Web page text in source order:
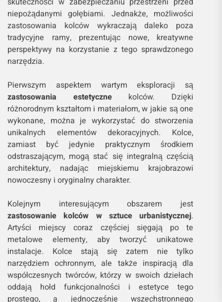
niepożądanymi gołębiami. Jednakże, możliwości
zastosowania kolców wykraczają daleko poza
tradycyjne ramy, prezentując nowe, kreatywne
perspektywy na korzystanie z tego sprawdzonego
narzędzia.
Pierwszym aspektem wartym eksploracji są
zastosowania estetycznekolców. Dzięki
różnorodnym kształtom i materiałom, w jakie są one
wykonane, można je wykorzystać do stworzenia
unikalnych elementów dekoracyjnych. Kolce,
zamiast być jedynie praktycznym środkiem
odstraszającym, mogą stać się integralną częścią
architektury, nadając miejskiemu krajobrazowi
nowoczesny i oryginalny charakter.
Kolejnym interesującym obszarem jest
zastosowanie kolców w sztuce urbanistycznej.
Artyści miejscy coraz częściej sięgają po te
metalowe elementy, aby tworzyć unikatowe
instalacje. Kolce stają się zatem nie tylko
narzędziem ochronnym, ale także inspiracją dla
współczesnych twórców, którzy w swoich dziełach
oddają hołd funkcjonalności i estetyce tego
prostego, a jednocześnie wszechstronnego